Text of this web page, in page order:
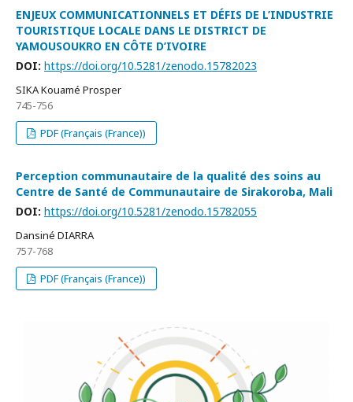
ENJEUX COMMUNICATIONNELS ET DÉFIS DE L’INDUSTRIE
TOURISTIQUE LOCALE DANS LE DISTRICT DE
YAMOUSOUKRO EN CÔTE D’IVOIRE
DOI: https://doi.org/10.5281/zenodo.15782023
SIKA Kouamé Prosper
745-756
PDF (Français (France))
Perception communautaire de la qualité des soins au
Centre de Santé de Communautaire de Sirakoroba, Mali
DOI: https://doi.org/10.5281/zenodo.15782055
Dansiné DIARRA
757-768
PDF (Français (France))